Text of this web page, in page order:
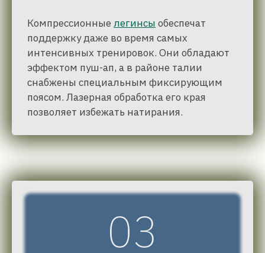
Компрессионные легинсы обеспечат
поддержку даже во время самых
интенсивных тренировок. Они обладают
эффектом пуш-ап, а в районе талии
снабжены специальным фиксирующим
поясом. Лазерная обработка его края
позволяет избежать натирания.
03